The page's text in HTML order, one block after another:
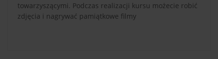
towarzyszącymi. Podczas realizacji kursu możecie robić
zdjęcia i nagrywać pamiątkowe filmy